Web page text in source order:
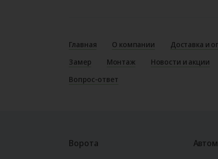
Главная О компании Доставка и
Замер
Монтаж Новости и акции
Вопрос-ответ
Ворота